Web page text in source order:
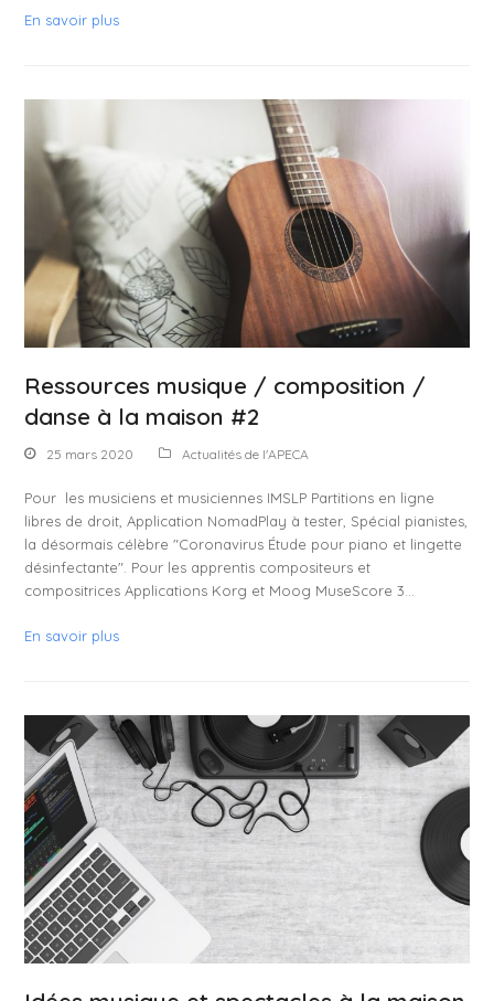
En savoir plus
Ressources musique / composition /
danse à la maison #2
25 mars 2020 Actualités de l'APECA
Pour les musiciens et musiciennes IMSLP Partitions en ligne
libres de droit, Application NomadPlay à tester, Spécial pianistes,
la désormais célèbre "Coronavirus Étude pour piano et lingette
désinfectante". Pour les apprentis compositeurs et
compositrices Applications Korg et Moog MuseScore 3…
En savoir plus